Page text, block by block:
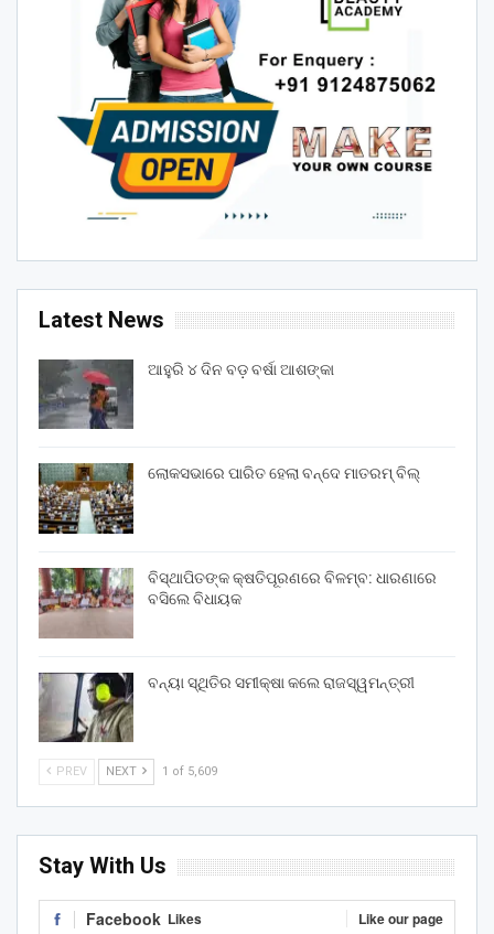
Latest News
ଆହୁରି ୪ ଦିନ ବଡ଼ ବର୍ଷା ଆଶଙ୍କା
ଲୋକସଭାରେ ପାରିତ ହେଲା ବନ୍ଦେ ମାତରମ୍‌ ବିଲ୍‌
ବିସ୍ଥାପିତଙ୍କ କ୍ଷତିପୂରଣରେ ବିଳମ୍ବ: ଧାରଣାରେ
ବସିଲେ ବିଧାୟକ
ବନ୍ୟା ସ୍ଥିତିର ସମୀକ୍ଷା କଲେ ରାଜସ୍ୱମନ୍ତ୍ରୀ
PREV NEXT 1 of 5,609
Stay With Us
Facebook Likes Like our page